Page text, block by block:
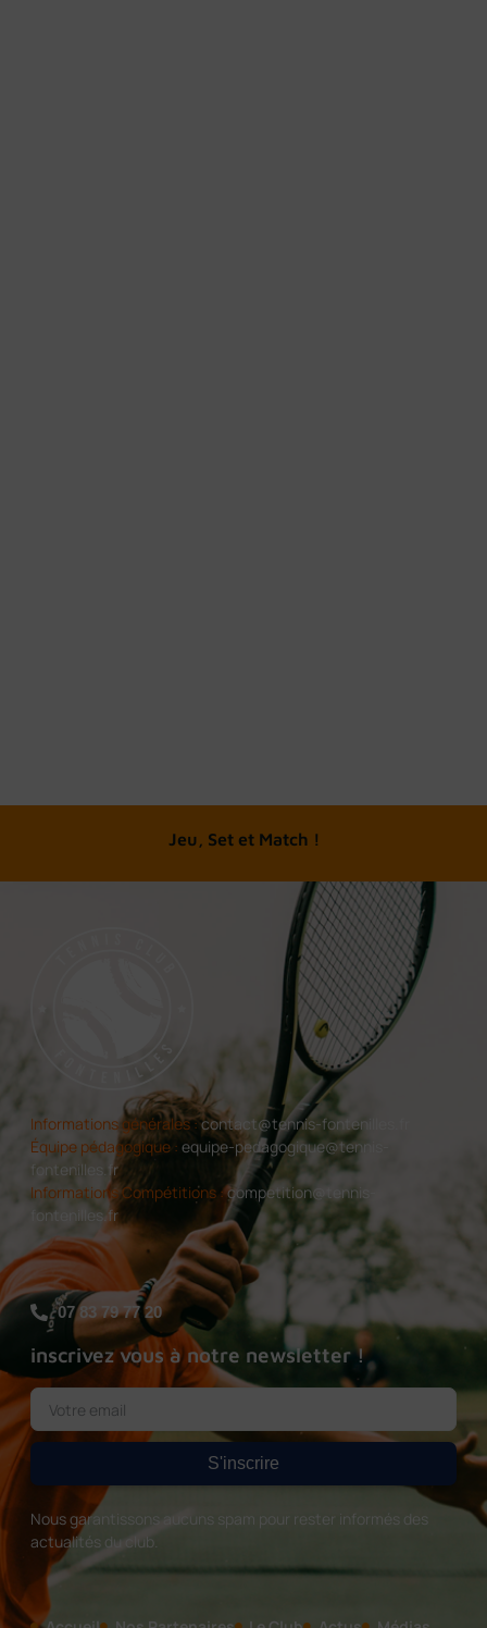
Jeu, Set et Match !
A chacun son tennis
Informations générales :contact@tennis-fontenilles.fr
Équipe pédagogique : equipe-pedagogique@tennis-
fontenilles.fr
Informations Compétitions :competition@tennis-
fontenilles.fr
07 83 79 77 20
inscrivez vous à notre newsletter !
S'inscrire
Nous garantissons aucuns spam pour rester informés des
actualités du club.